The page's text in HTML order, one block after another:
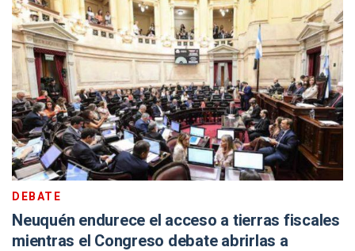
DEBATE
Neuquén endurece el acceso a tierras fiscales
mientras el Congreso debate abrirlas a